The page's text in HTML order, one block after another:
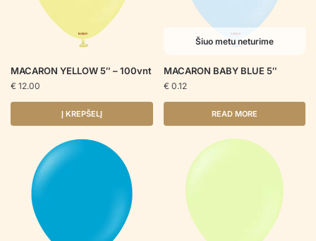
MACARON YELLOW 5″ – 100vnt
€ 12.00
Į KREPŠELĮ
Šiuo metu neturime
MACARON BABY BLUE 5″
€ 0.12
READ MORE